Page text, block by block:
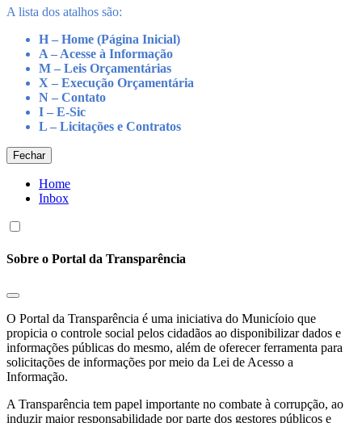
A lista dos atalhos são:
H – Home (Página Inicial)
A – Acesse à Informação
M – Leis Orçamentárias
X – Execução Orçamentária
N – Contato
I – E-Sic
L – Licitações e Contratos
Fechar
Home
Inbox
Sobre o Portal da Transparência
O Portal da Transparência é uma iniciativa do Municíoio que
propicia o controle social pelos cidadãos ao disponibilizar dados e
informações públicas do mesmo, além de oferecer ferramenta para
solicitações de informações por meio da Lei de Acesso a
Informação.
A Transparência tem papel importante no combate à corrupção, ao
induzir maior responsabilidade por parte dos gestores públicos e